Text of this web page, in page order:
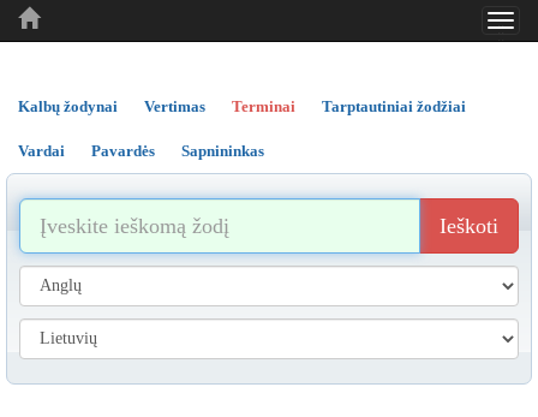
..
..
Kalbų žodynai Vertimas Terminai Tarptautiniai žodžiai
Vardai Pavardės Sapnininkas
Ieškoti